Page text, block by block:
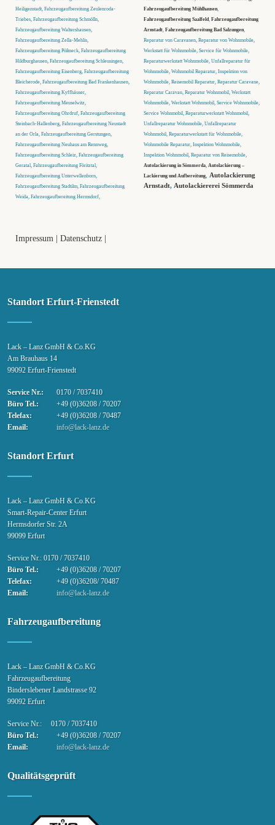
Heiligenstadt, Fahrzeugaufbereitung Zeulenroda-
Triebes, Fahrzeugaufbereitung Schmölln,
Fahrzeugaufbereitung Waltershausen,
Fahrzeugaufbereitung Zella-Mehlis,
Fahrzeugaufbereitung Pößneck, Fahrzeugaufbereitung
Hildburghausen, Fahrzeugaufbereitung Schleusingen,
Fahrzeugaufbereitung Eisenberg, Fahrzeugaufbereitung
Bleicherode, Fahrzeugaufbereitung Bad Frankenhausen,
Fahrzeugaufbereitung Kyffhäuser,
Fahrzeugaufbereitung Meuselwitz,
Fahrzeugaufbereitung Ohrdruf, Fahrzeugaufbereitung
Steinbach-Hallenberg, Fahrzeugaufbereitung Neustadt
an der Orla, Fahrzeugaufbereitung Gerstungen,
Fahrzeugaufbereitung Neuhaus am Rennweg,
Fahrzeugaufbereitung Schleiz, Fahrzeugaufbereitung
Geratal, Fahrzeugaufbereitung Föritztal,
Fahrzeugaufbereitung Unterwellenborn,
Fahrzeugaufbereitung Stadtilm, Fahrzeugaufbereitung
Weida, Fahrzeugaufbereitung Hermsdorf,
Fahrzeugaufbereitung Mühlhausen,
Fahrzeugaufbereitung Saalfeld, Fahrzeugaufbereitung
Arnstadt, Fahrzeugaufbereitung Bad Salzungen,
Reparatur von Caravanen, Reparatur von Wohnmobile,
Werkstatt für Wohnmobile, Service für Wohnmobile,
Reparaturwerkstatt Wohnmobile, Unfallreparatur für
Wohnmobile, Wohnmobil Reparatur, Inspektion von
Wohnmobile, Reisemobil Reparatur, Reparatur Caravane,
Reparatur Caravan, Reparatur Wohnmobil, Werkstatt
Wohnmobile, Werkstatt Wohnmobil, Service Wohnmobile,
Service Wohnmobil, Reparaturwerkstatt Wohnmobil,
Unfallreparatur Wohnmobile, Unfallreparatur
Wohnmobil, Reparaturwerkstatt für Wohnmobile,
Wohnmobile Reparatur, Inspektion Wohnmobile,
Inspektion Wohnmobil, Reparatur von Reisemobile,
Autolackierung in Sömmerda, Autolackierung –
Lackierung und Aufbereitung
Autolackierung
Arnstadt, Autolackiererei Sömmerda
Impressum Datenschutz
Standort Erfurt-Frienstedt
Lack – Lanz GmbH & Co.KG
Am Brauhaus 14
99092 Erfurt-Frienstedt
Service Nr.:
0170 / 7037410
Büro Tel.:
+49 (0)36208 / 70207
Telefax:
+49 (0)36208 / 70487
Email:
info@lack-lanz.de
Standort Erfurt
Lack – Lanz GmbH & Co.KG
Smart-Repair-Center Erfurt
Hermsdorfer Str. 2A
99099 Erfurt
Service Nr.: 0170 / 7037410
Büro Tel.:
+49 (0)36208 / 70207
Telefax:
+49 (0)36208/ 70487
Email:
info@lack-lanz.de
Fahrzeugaufbereitung
Lack – Lanz GmbH & Co.KG
Fahrzeugaufbereitung
Binderslebener Landstrasse 92
99092 Erfurt
Service Nr.: 0170 / 7037410
Büro Tel.:
+49 (0)36208 / 70207
Email:
info@lack-lanz.de
Qualitätsgeprüft